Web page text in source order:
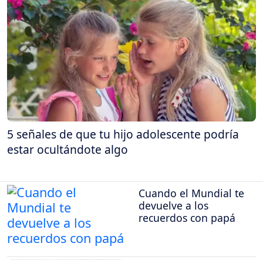
5 señales de que tu hijo adolescente podría
estar ocultándote algo
Cuando el Mundial te
devuelve a los
recuerdos con papá